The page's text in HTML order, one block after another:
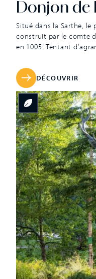
Donjon de
Situé dans la Sarthe, le
construit par le comte
en 1005. Tentant
le Conquérant parvient
imprenable, la
au […]
DÉCOUVRIR